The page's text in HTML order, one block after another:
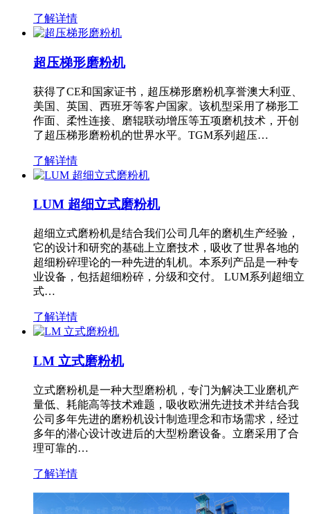
了解详情
超压梯形磨粉机
获得了CE和国家证书，超压梯形磨粉机享誉澳大利亚、
美国、英国、西班牙等客户国家。该机型采用了梯形工
作面、柔性连接、磨辊联动增压等五项磨机技术，开创
了超压梯形磨粉机的世界水平。TGM系列超压…
了解详情
LUM 超细立式磨粉机
超细立式磨粉机是结合我们公司几年的磨机生产经验，
它的设计和研究的基础上立磨技术，吸收了世界各地的
超细粉碎理论的一种先进的轧机。本系列产品是一种专
业设备，包括超细粉碎，分级和交付。 LUM系列超细立
式…
了解详情
LM 立式磨粉机
立式磨粉机是一种大型磨粉机，专门为解决工业磨机产
量低、耗能高等技术难题，吸收欧洲先进技术并结合我
公司多年先进的磨粉机设计制造理念和市场需求，经过
多年的潜心设计改进后的大型粉磨设备。立磨采用了合
理可靠的…
了解详情